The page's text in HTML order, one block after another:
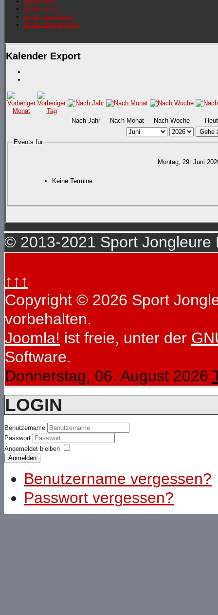
Datenschutz
Inhalt Hauptmenü
Inhalt Sportangebot
Kalender Export
Nach Jahr Nach Monat Nach Woche
Gehe
Events für
Montag, 29. Juni
Keine Termine
© 2013-2021 Sport Jongleure
↑↑↑
Copyright © 2026 Sport
vorbehalten.
Joomla! ist freie, unter der
Software.
Donnerstag, 06. August 2026
LOGIN
Benutzername
Passwort
Angemeldet bleiben
Anmelden
Benutzername vergessen?
Passwort vergessen?